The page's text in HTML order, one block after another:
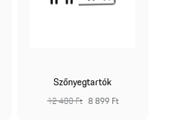
Szőnyegtartók
12 400 Ft 8 899 Ft